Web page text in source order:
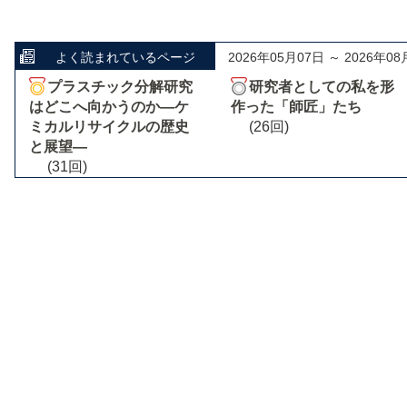
よく読まれているページ 2026年05月07日 ～ 2026年08
プラスチック分解研究
はどこへ向かうのか―ケ
ミカルリサイクルの歴史
と展望―
(31回)
研究者としての私を形
作った「師匠」たち
(26回)